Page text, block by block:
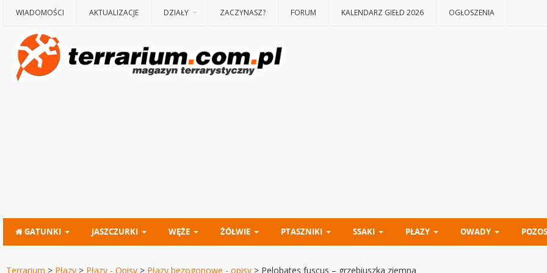
WIADOMOŚCI AKTUALIZACJE DZIAŁY ZACZYNASZ? FORUM KALENDARZ GIEŁD 2026 OGŁOSZENIA
GATUNKI JASZCZURKI WĘŻE ŻÓŁWIE PTASZNIKI SSAKI PŁAZY OWADY
Terrarium > Płazy > Płazy - Opisy > Płazy bezogonowe - opisy > Pelobates fuscus – grzebiuszka ziemna